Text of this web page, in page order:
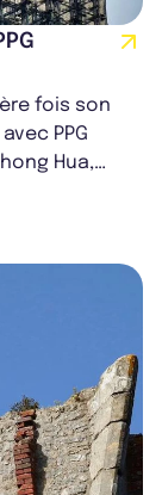
fois son
PPG
Hua,